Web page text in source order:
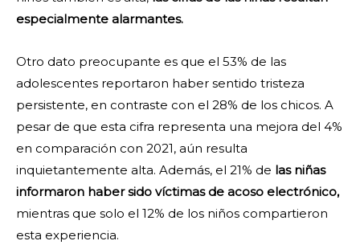
especialmente alarmantes.
Otro dato preocupante es que el 53% de las
adolescentes reportaron haber sentido tristeza
persistente, en contraste con el 28% de los chicos. A
pesar de que esta cifra representa una mejora del 4%
en comparación con 2021, aún resulta
inquietantemente alta. Además, el 21% de las niñas
informaron haber sido víctimas de acoso electrónico,
mientras que solo el 12% de los niños compartieron
esta experiencia.